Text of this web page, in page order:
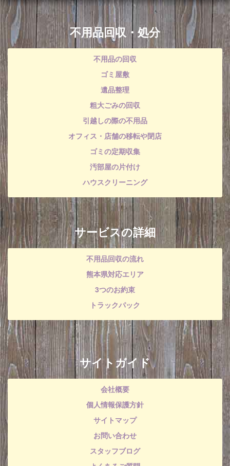
不用品回収・処分
不用品の回収
ゴミ屋敷
遺品整理
粗大ごみの回収
引越しの際の不用品
オフィス・店舗の移転や閉店
ゴミの定期収集
汚部屋の片付け
ハウスクリーニング
サービスの詳細
不用品回収の流れ
熊本県対応エリア
3つのお約束
トラックパック
サイトガイド
会社概要
個人情報保護方針
サイトマップ
お問い合わせ
スタッフブログ